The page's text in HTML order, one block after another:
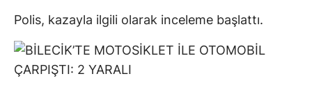
Polis, kazayla ilgili olarak inceleme başlattı.